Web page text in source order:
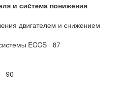
и сиcтема понижения
двигателем и снижением
ECCS 87
90